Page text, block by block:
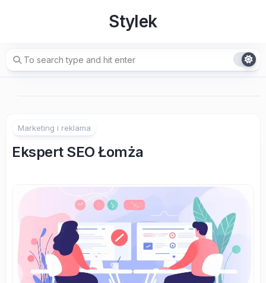
Stylek
Marketing i reklama
Ekspert SEO Łomża